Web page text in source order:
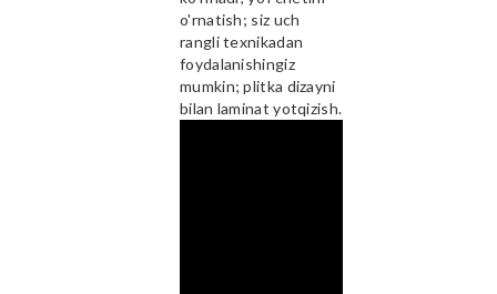
o'rnatish; siz uch
rangli texnikadan
foydalanishingiz
mumkin; plitka dizayni
bilan laminat yotqizish.